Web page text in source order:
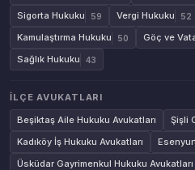
Sigorta Hukuku 59 Vergi Hukuku 52
Kamulaştırma Hukuku 50 Göç ve
Sağlık Hukuku 43
İLÇE AVUKATLARI
Beşiktaş Aile Hukuku Avukatları
Şişli
Kadıköy İş Hukuku Avukatları
Üsküdar Gayrimenkul Hukuku Avukatları